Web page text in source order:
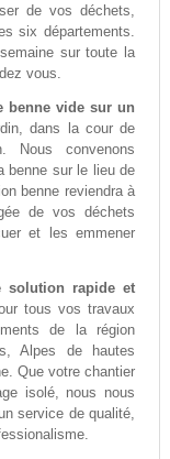
de vos déchets,
six départements.
sur toute la
vous.
benne vide sur un
dans la cour de
Nous convenons
benne sur le lieu de
benne reviendra à
de vos déchets
et les emmener
solution rapide et
tous vos travaux
de la région
Alpes de hautes
Que votre chantier
isolé, nous nous
service de qualité,